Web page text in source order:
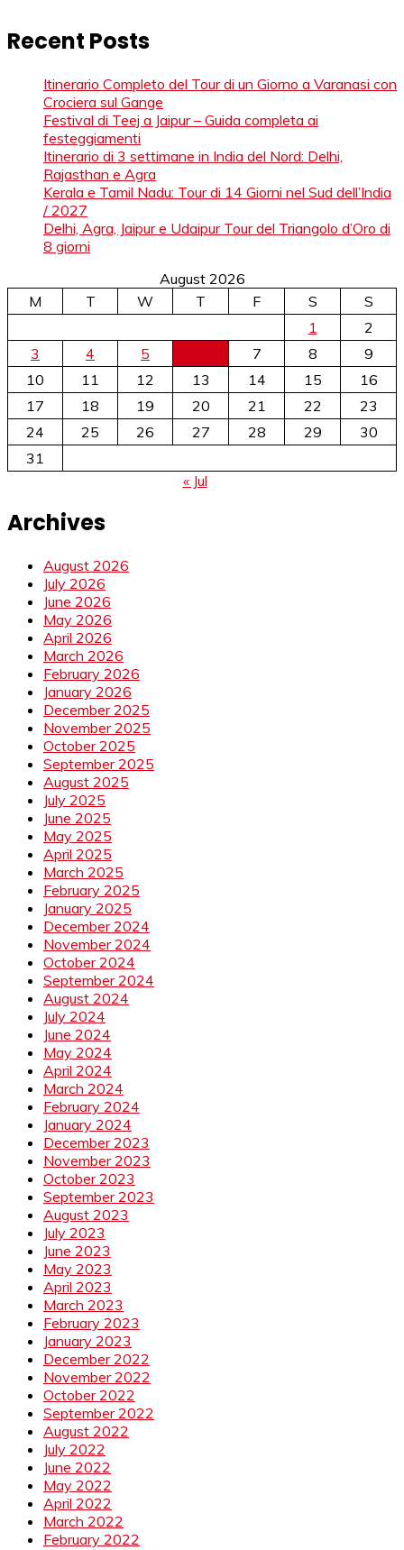
Recent Posts
Itinerario Completo del Tour di un Giorno a Varanasi con
Crociera sul Gange
Festival di Teej a Jaipur – Guida completa ai
festeggiamenti
Itinerario di 3 settimane in India del Nord: Delhi,
Rajasthan e Agra
Kerala e Tamil Nadu: Tour di 14 Giorni nel Sud dell’India
/ 2027
Delhi, Agra, Jaipur e Udaipur Tour del Triangolo d’Oro di
8 giorni
August 2026
M
T W T F S
S
1
2
3
4 5 7 8
9
10
11 12 13 14 15
16
17
18 19 20 21 22
23
24
25 26 27 28 29
30
31
« Jul
Archives
August 2026
July 2026
June 2026
May 2026
April 2026
March 2026
February 2026
January 2026
December 2025
November 2025
October 2025
September 2025
August 2025
July 2025
June 2025
May 2025
April 2025
March 2025
February 2025
January 2025
December 2024
November 2024
October 2024
September 2024
August 2024
July 2024
June 2024
May 2024
April 2024
March 2024
February 2024
January 2024
December 2023
November 2023
October 2023
September 2023
August 2023
July 2023
June 2023
May 2023
April 2023
March 2023
February 2023
January 2023
December 2022
November 2022
October 2022
September 2022
August 2022
July 2022
June 2022
May 2022
April 2022
March 2022
February 2022